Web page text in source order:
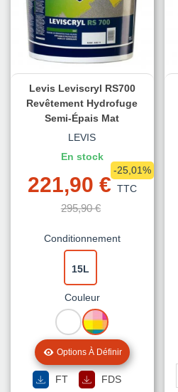
Levis Leviscryl RS700
Revêtement Hydrofuge
Semi-Épais Mat
LEVIS
En stock
221,90 € TTC
295,90 €
-25,01%
Conditionnement
15L
Couleur
BLANCMISE
A
LA
TEINTE
Options À Définir
FT FDS